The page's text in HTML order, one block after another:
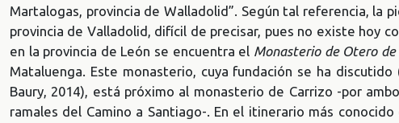
Martalogas, provincia de Walladolid”. Según tal referencia, la
provincia de Valladolid, difícil de precisar, pues no existe hoy
en la provincia de León se encuentra el Monasterio de Otero de
Mataluenga. Este monasterio, cuya fundación se ha discutido
Baury, 2014), está próximo al monasterio de Carrizo -por
ramales del Camino a Santiago-. En el itinerario más